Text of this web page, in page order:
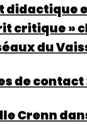
des
didactique
critique »
du
de
Crenn